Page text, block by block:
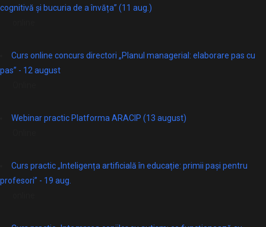
cognitivă și bucuria de a învăța” (11 aug.)
Curs online concurs directori „Planul managerial: elaborare pas cu
pas” - 12 august
Webinar practic Platforma ARACIP (13 august)
Curs practic „Inteligența artificială în educație: primii pași pentru
profesori” - 19 aug.